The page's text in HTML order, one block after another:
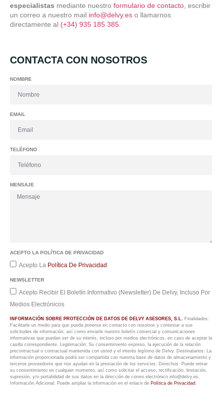
especialistas mediante nuestro formulario de contacto , escribir
un correo a nuestro mail info@delvy.es o llamarnos
directamente al (+34) 935 185 385
CONTACTA CON NOSOTROS
NOMBRE
EMAIL
TELÉFONO
MENSAJE
ACEPTO LA POLÍTICA DE PRIVACIDAD
Acepto La Política De Privacidad
NEWSLETTER
Acepto Recibir El Boletín Informativo (Newsletter) De Delvy, Incluso Por
Medios Electrónicos
INFORMACIÓN SOBRE PROTECCIÓN DE DATOS DE DELVY ASESORES, S.L. Finalidades:
Facilitarle un medio para que pueda ponerse en contacto con nosotros y contestar a sus
solicitudes de información, así como enviarle nuestro boletín comercial y comunicaciones
informativas que puedan ser de su interés, incluso por medios electrónicos, en caso de aceptar la
casilla correspondiente. Legitimación: Su consentimiento expreso, la ejecución de la relación
precontractual o contractual mantenida con usted y el interés legítimo de Delvy. Destinatarios: La
información proporcionada podrá ser compartida con nuestra base de datos de almacenamiento y
terceros proveedores que nos ayudan en la prestación de los servicios. Derechos: Puede retirar
su consentimiento en cualquier momento, así como solicitar el acceso, rectificación, limitación,
supresión, y/o portabilidad de sus datos en la dirección de correo electrónico info@delvy.es.
Información Adicional: Puede ampliar la información en el enlace de Política de Privacidad .